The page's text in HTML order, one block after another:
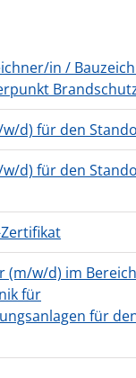
in /
d) für den
d) für den
Zertifikat
(m/w/d) im
für
für